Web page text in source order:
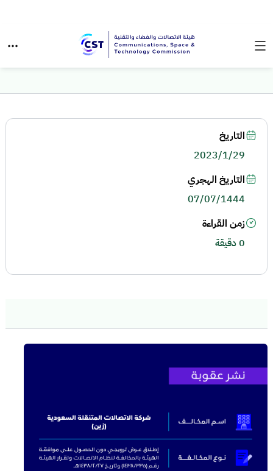
التاريخ
2023/1/29
التاريخ الهجري
07/07/1444
زمن القراءة
0 دقيقة